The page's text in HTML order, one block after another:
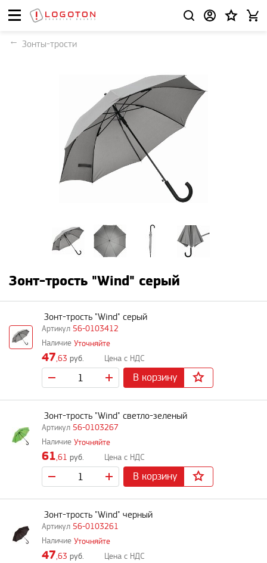
Зонты-трости
Зонт-трость "Wind" серый
56-0103412
Зонт-трость "Wind" серый
Уточняйте
47,63 руб.
В корзину
56-0103267
Зонт-трость "Wind" светло-зеленый
Уточняйте
61,61 руб.
В корзину
56-0103261
Зонт-трость "Wind" черный
Уточняйте
47,63 руб.